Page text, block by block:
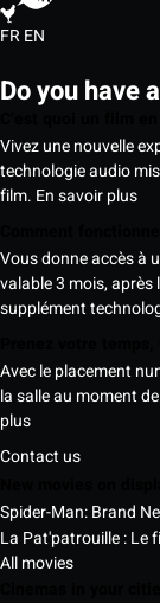
FREN
Do you have
Vivez une nouvelle
technologie audio
film. En savoir plus
Vous donne accès à
valable 3 mois, après
supplément
Avec le placement
la salle au moment
plus
Contact us
Spider-Man: Brand
La Pat'patrouille : Le
All movies